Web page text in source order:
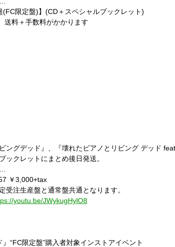
(FC限定盤)】(CD＋スペシャルブックレット)
料＋手数料がかかります
ングデッド』、『壊れたピアノとリビング デッド
ックレットにまとめ後日発送。
￥3,000+tax
注生産盤と通常盤共通となります。
youtu.be/JWykugHylO8
“FC限定盤”購入者対象インストアイベント